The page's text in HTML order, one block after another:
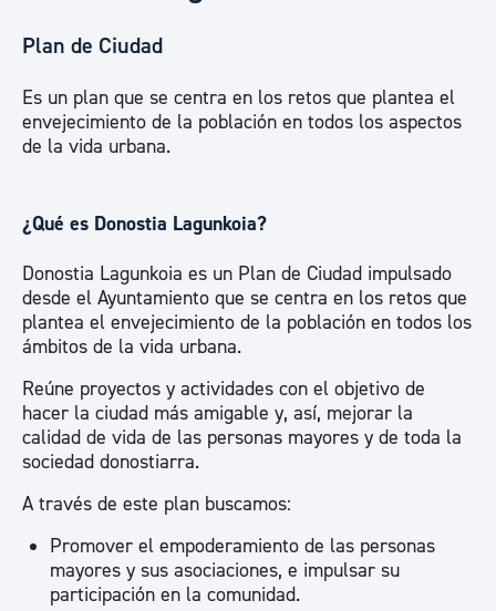
Plan de Ciudad
Es un plan que se centra en los retos que plantea el
envejecimiento de la población en todos los aspectos
de la vida urbana.
¿Qué es Donostia Lagunkoia?
Donostia Lagunkoia es un Plan de Ciudad impulsado
desde el Ayuntamiento que se centra en los retos que
plantea el envejecimiento de la población en todos los
ámbitos de la vida urbana.
Reúne proyectos y actividades con el objetivo de
hacer la ciudad más amigable y, así, mejorar la
calidad de vida de las personas mayores y de toda la
sociedad donostiarra.
A través de este plan buscamos:
Promover el empoderamiento de las personas
mayores y sus asociaciones, e impulsar su
participación en la comunidad.